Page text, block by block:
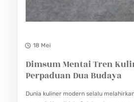
18 Mei
Dimsum Mentai Tren
Perpaduan Dua Budaya
Dunia kuliner modern selalu